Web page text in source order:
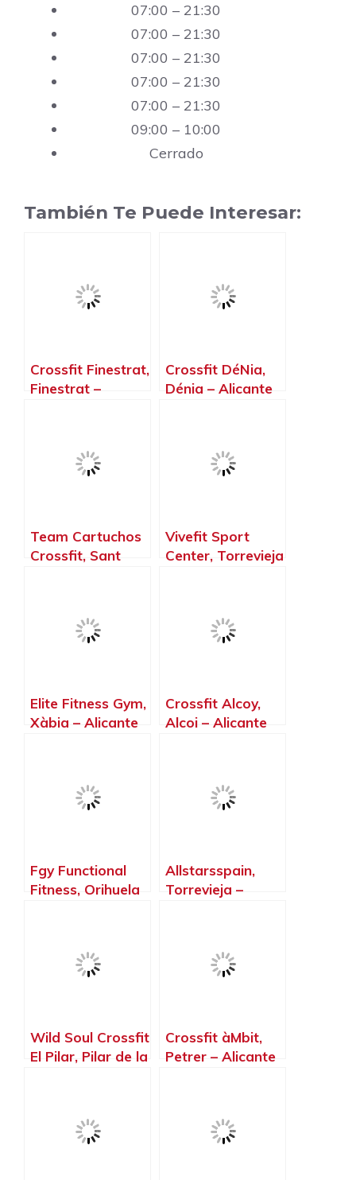
07:00 – 21:30
07:00 – 21:30
07:00 – 21:30
07:00 – 21:30
07:00 – 21:30
09:00 – 10:00
Cerrado
También Te Puede Interesar:
Crossfit Finestrat,
Finestrat –
Crossfit DéNia,
Dénia – Alicante
Team Cartuchos
Crossfit, Sant
Vivefit Sport
Center, Torrevieja
Elite Fitness Gym,
Xàbia – Alicante
Crossfit Alcoy,
Alcoi – Alicante
Fgy Functional
Fitness, Orihuela
Allstarsspain,
Torrevieja –
Wild Soul Crossfit
El Pilar, Pilar de la
Crossfit àMbit,
Petrer – Alicante